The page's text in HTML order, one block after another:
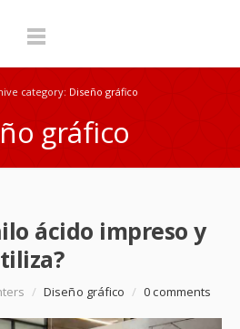
category: Diseño gráfico
gráfico
ácido impreso y
/ Diseño gráfico / 0 comments